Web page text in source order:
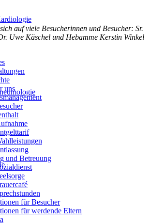
auf viele Besucherinnen und Besucher: Sr.
Uwe Käschel und Hebamme Kerstin Winkel
uns
und Betreuung
für Besucher
für werdende Eltern